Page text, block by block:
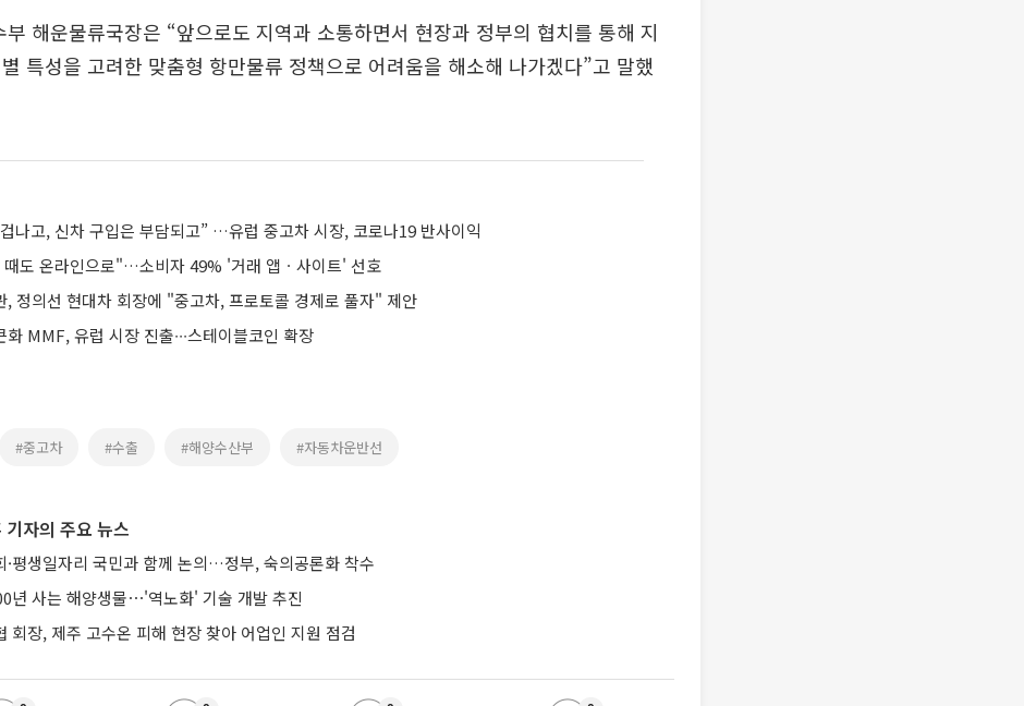
부 해운물류국장은 “앞으로도 지역과 소통하면서 현장과 정부의 협치를 통해 지
특성을 고려한 맞춤형 항만물류 정책으로 어려움을 해소해 나가겠다”고 말했
나고, 신차 구입은 부담되고” …유럽 중고차 시장, 코로나19 반사이익
때도 온라인으로"…소비자 49% '거래 앱ㆍ사이트' 선호
, 정의선 현대차 회장에 "중고차, 프로토콜 경제로 풀자" 제안
화 MMF, 유럽 시장 진출∙∙∙스테이블코인 확장
#중고차 #수출 #해양수산부 #자동차운반선
자의 주요 뉴스
·평생일자리 국민과 함께 논의…정부, 숙의공론화 착수
년 사는 해양생물⋯'역노화' 기술 개발 추진
회장, 제주 고수온 피해 현장 찾아 어업인 지원 점검